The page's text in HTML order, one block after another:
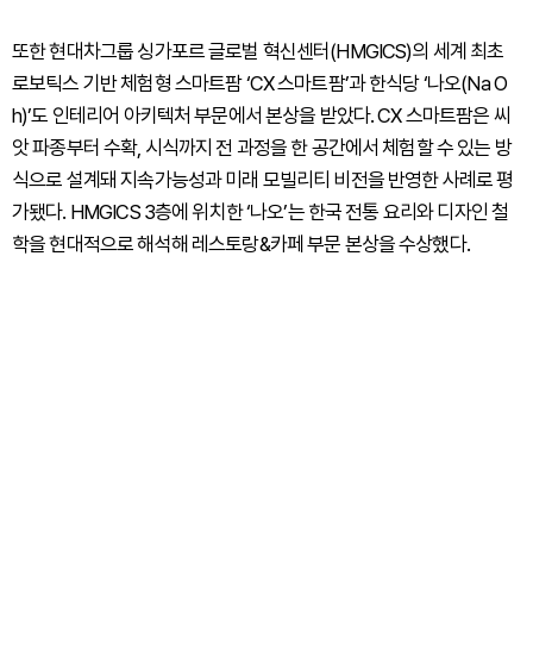
또한 현대차그룹 싱가포르 글로벌 혁신센터(HMGICS)의 세계 최초
로보틱스 기반 체험형 스마트팜 ‘CX 스마트팜’과 한식당 ‘나오(Na O
h)’도 인테리어 아키텍처 부문에서 본상을 받았다. CX 스마트팜은 씨
앗 파종부터 수확, 시식까지 전 과정을 한 공간에서 체험할 수 있는 방
식으로 설계돼 지속가능성과 미래 모빌리티 비전을 반영한 사례로 평
가됐다. HMGICS 3층에 위치한 ‘나오’는 한국 전통 요리와 디자인 철
학을 현대적으로 해석해 레스토랑&카페 부문 본상을 수상했다.